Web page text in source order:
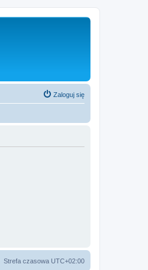
Zaloguj się
Strefa czasowa UTC+02:00